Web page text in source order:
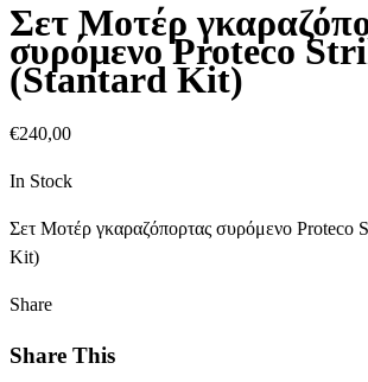
Σετ Μοτέρ
συρόμενο Proteco
(Stantard Kit)
€240,00
In Stock
Σετ Μοτέρ γκαραζόπορτας συρόμενο Proteco
Kit)
Share
Share This